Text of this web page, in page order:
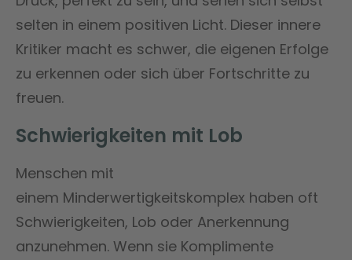
selten in einem positiven Licht. Dieser innere
Kritiker macht es schwer, die eigenen Erfolge
zu erkennen oder sich über Fortschritte zu
freuen.
Schwierigkeiten mit Lob
Menschen mit
einem Minderwertigkeitskomplex haben oft
Schwierigkeiten, Lob oder Anerkennung
anzunehmen. Wenn sie Komplimente